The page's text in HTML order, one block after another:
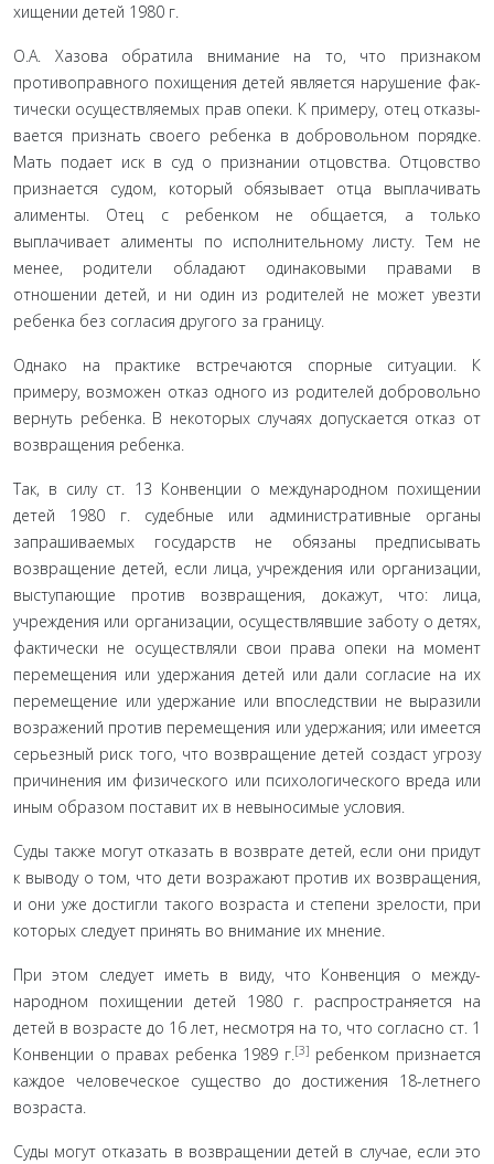
хищении детей 1980 г.
О.А. Хазова обратила внимание на то, что признаком
противоправного похищения детей является нарушение фак­
тически осуществляемых прав опеки. К примеру, отец отказы­
вается признать своего ребенка в добровольном порядке.
Мать подает иск в суд о признании отцовства. Отцовство
признается судом, который обязывает отца выплачивать
алименты. Отец с ребенком не общается, а только
выплачивает алименты по ис­полнительному листу. Тем не
менее, родители обладают оди­наковыми правами в
отношении детей, и ни один из родите­лей не может увезти
ребенка без согласия другого за границу.
Однако на практике встречаются спорные ситуации. К
примеру, возможен отказ одного из родителей доброволь­но
вернуть ребенка. В некоторых случаях допускается отказ от
возвращения ребенка.
Так, в силу ст. 13 Конвенции о международном похище­нии
детей 1980 г. судебные или административные органы
запрашиваемых государств не обязаны предписывать
возвра­щение детей, если лица, учреждения или организации,
высту­пающие против возвращения, докажут, что: лица,
учреждения или организации, осуществлявшие заботу о детях,
фактически не осуществляли свои права опеки на момент
перемещения или удержания детей или дали согласие на их
перемещение или удержание или впоследствии не выразили
возражений против перемещения или удержания; или имеется
серьезный риск того, что возвращение детей создаст угрозу
причинения им физического или психологического вреда или
иным обра­зом поставит их в невыносимые условия.
Суды также могут отказать в возврате детей, если они придут
к выводу о том, что дети возражают против их возвра­щения,
и они уже достигли такого возраста и степени зрело­сти, при
которых следует принять во внимание их мнение.
При этом следует иметь в виду, что Конвенция о между­
народном похищении детей 1980 г. распространяется на
детей в возрасте до 16 лет, несмотря на то, что согласно ст. 1
Кон­венции о правах ребенка 1989 г.[3] ребенком признается
каждое человеческое существо до достижения 18-летнего
возраста.
Суды могут отказать в возвращении детей в случае, если это